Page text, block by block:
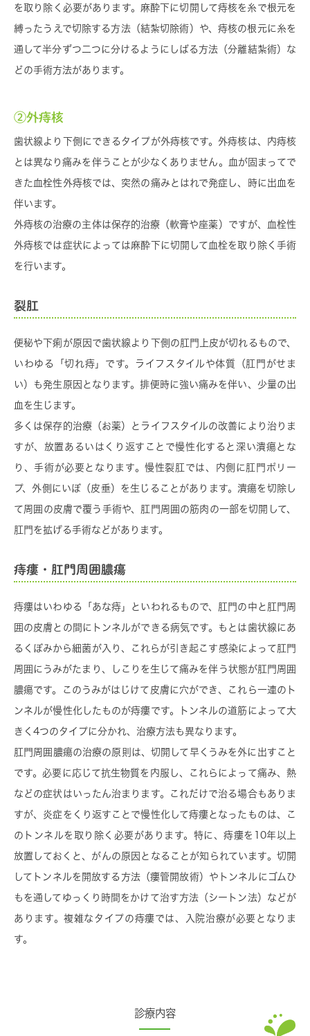
を取り除く必要があります。麻酔下に切開して痔核を糸で根元を
縛ったうえで切除する方法（結紮切除術）や、痔核の根元に糸を
通して半分ずつ二つに分けるようにしばる方法（分離結紮術）な
どの手術方法があります。
②外痔核
歯状線より下側にできるタイプが外痔核です。外痔核は、内痔核
とは異なり痛みを伴うことが少なくありません。血が固まってで
きた血栓性外痔核では、突然の痛みとはれで発症し、時に出血を
伴います。
外痔核の治療の主体は保存的治療（軟膏や座薬）ですが、血栓性
外痔核では症状によっては麻酔下に切開して血栓を取り除く手術
を行います。
裂肛
便秘や下痢が原因で歯状線より下側の肛門上皮が切れるもので、
いわゆる「切れ痔」です。ライフスタイルや体質（肛門がせま
い）も発生原因となります。排便時に強い痛みを伴い、少量の出
血を生じます。
多くは保存的治療（お薬）とライフスタイルの改善により治りま
すが、放置あるいはくり返すことで慢性化すると深い潰瘍とな
り、手術が必要となります。慢性裂肛では、内側に肛門ポリー
プ、外側にいぼ（皮垂）を生じることがあります。潰瘍を切除し
て周囲の皮膚で覆う手術や、肛門周囲の筋肉の一部を切開して、
肛門を拡げる手術などがあります。
痔瘻・肛門周囲膿瘍
痔瘻はいわゆる「あな痔」といわれるもので、肛門の中と肛門周
囲の皮膚との間にトンネルができる病気です。もとは歯状線にあ
るくぼみから細菌が入り、これらが引き起こす感染によって肛門
周囲にうみがたまり、しこりを生じて痛みを伴う状態が肛門周囲
膿瘍です。このうみがはじけて皮膚に穴ができ、これら一連のト
ンネルが慢性化したものが痔瘻です。トンネルの道筋によって大
きく4つのタイプに分かれ、治療方法も異なります。
肛門周囲膿瘍の治療の原則は、切開して早くうみを外に出すこと
です。必要に応じて抗生物質を内服し、これらによって痛み、熱
などの症状はいったん治まります。これだけで治る場合もありま
すが、炎症をくり返すことで慢性化して痔瘻となったものは、こ
のトンネルを取り除く必要があります。特に、痔瘻を10年以上
放置しておくと、がんの原因となることが知られています。切開
してトンネルを開放する方法（瘻管開放術）やトンネルにゴムひ
もを通してゆっくり時間をかけて治す方法（シートン法）などが
あります。複雑なタイプの痔瘻では、入院治療が必要となりま
す。
診療内容